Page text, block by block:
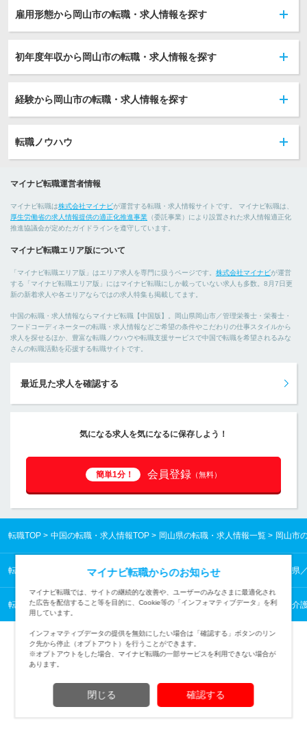
雇用形態から岡山市の転職・求人情報を探す
初年度年収から岡山市の転職・求人情報を探す
経験から岡山市の転職・求人情報を探す
転職ノウハウ
マイナビ転職運営者情報
マイナビ転職は株式会社マイナビが運営する転職・求人情報サイトです。 マイナビ転職は、
厚生労働省の求人情報提供の適正化推進事業 （委託事業）により設置された求人情報適正化
推進協議会が定めたガイドラインを遵守しています。
マイナビ転職エリア版について
「マイナビ転職エリア版」はエリア求人を専門に扱うページです。 株式会社マイナビが運営
する「マイナビ転職エリア版」にはマイナビ転職にしか載っていない求人も多数。8月7日更
新の新着求人や各エリアならではの求人特集も掲載してます。
中国の転職・求人情報ならマイナビ転職【中国版】。岡山県岡山市／管理栄養士・栄養士・
フードコーディネーターの転職・求人情報などご希望の条件やこだわりの仕事スタイルから
求人を探せるほか、豊富な転職ノウハウや転職支援サービスで中国で転職を希望されるみな
さんの転職活動を応援する転職サイトです。
最近見た求人を確認する
気になる求人を気になるに保存しよう！
簡単1分！ 会員登録 （無料）
転職TOP 中国の転職・求人情報TOP 岡山県の転職・求人情報一覧 岡山市
転職TOP 中国の転職・求人情報TOP 岡山県の転職・求人情報一覧 岡山県
転職TOP 医療・福祉から探す 医療・福祉の転職・求人情報一覧 福祉・介
(c) Mynavi Corporation
マイナビ転職からのお知らせ
マイナビ転職では、サイトの継続的な改善や、ユーザーのみなさまに最適化され
た広告を配信すること等を目的に、Cookie等の「インフォマティブデータ」を利
用しています。
インフォマティブデータの提供を無効にしたい場合は「確認する」ボタンのリン
ク先から停止（オプトアウト）を行うことができます。
※オプトアウトをした場合、マイナビ転職の一部サービスを利用できない場合が
あります。
閉じる 確認する